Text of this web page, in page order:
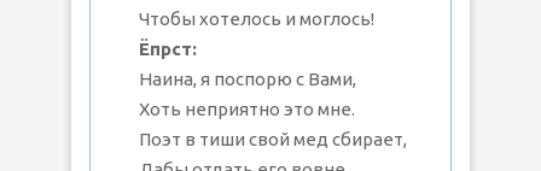
Чтобы хотелось и моглось!
Ёпрст:
Наина, я поспорю с Вами,
Хоть неприятно это мне.
Поэт в тиши свой мед сбирает,